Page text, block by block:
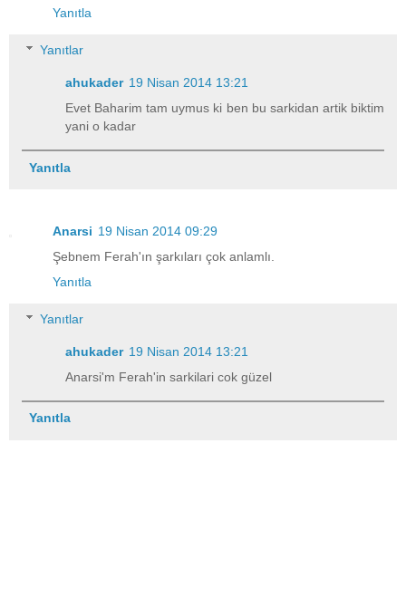
Yanıtla
Yanıtlar
ahukader 19 Nisan 2014 13:21
Evet Baharim tam uymus ki ben bu sarkidan artik biktim
yani o kadar
Yanıtla
Anarsi 19 Nisan 2014 09:29
Şebnem Ferah'ın şarkıları çok anlamlı.
Yanıtla
Yanıtlar
ahukader 19 Nisan 2014 13:21
Anarsi'm Ferah'in sarkilari cok güzel
Yanıtla